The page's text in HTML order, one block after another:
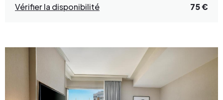
Vérifier la disponibilité 75 €